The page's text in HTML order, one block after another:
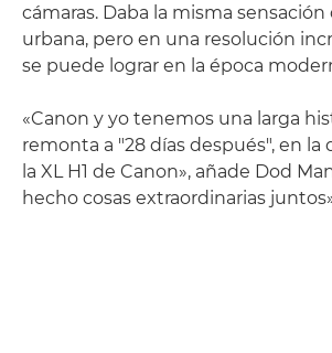
cámaras. Daba la misma
urbana, pero en una resolución
se puede lograr en la época
«Canon y yo tenemos una larga
remonta a "28 días después", en la
la XL H1 de Canon», añade Dod
hecho cosas extraordinarias